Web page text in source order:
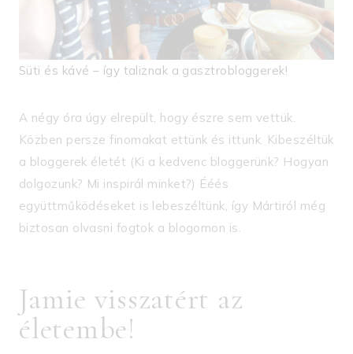
Süti és kávé – így taliznak a gasztrobloggerek!
A négy óra úgy elrepült, hogy észre sem vettük.
Közben persze finomakat ettünk és ittunk. Kibeszéltük
a bloggerek életét (Ki a kedvenc bloggerünk? Hogyan
dolgozunk? Mi inspirál minket?) Ééés
együttműködéseket is lebeszéltünk, így Mártiról még
biztosan olvasni fogtok a blogomon is.
Jamie visszatért az
életembe!